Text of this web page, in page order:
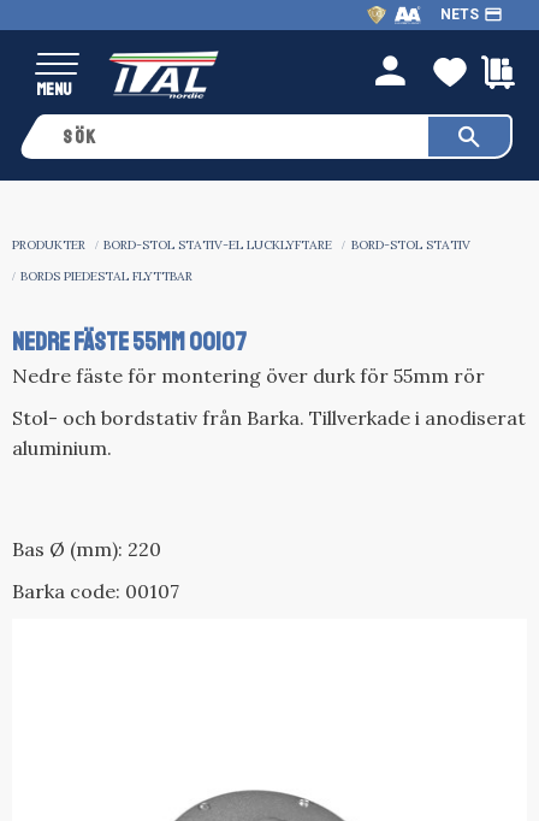
Meny
NETS payment
person
PRODUKTER BORD-STOL STATIV-EL LUCKLYFTARE
BORD-STOL STATIV
BORDS PIEDESTAL FLYTTBAR
NEDRE FÄSTE 55MM 00107
Nedre fäste för montering över durk för 55mm rör
Stol- och bordstativ från Barka. Tillverkade i anodiserat
aluminium.
Bas Ø (mm): 220
Barka code: 00107